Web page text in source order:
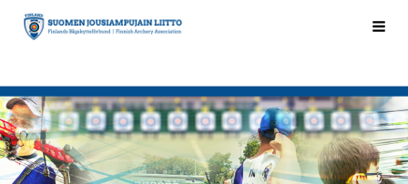
Siirry
sivun
Suomen Jousiampujain Liitto ry